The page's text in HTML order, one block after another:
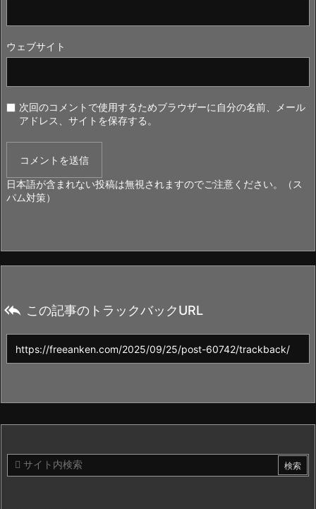
ウェブサイト
次回のコメントで使用するためブラウザーに自分の名前、メール
アドレス、サイトを保存する。
日本語が含まれない投稿は無視されますのでご注意ください。（ス
パム対策）
 この記事のトラックバックURL